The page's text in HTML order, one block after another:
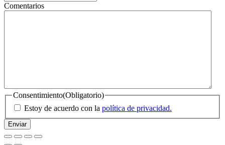
Comentarios
Consentimiento(Obligatorio)
Estoy de acuerdo con la política de privacidad.